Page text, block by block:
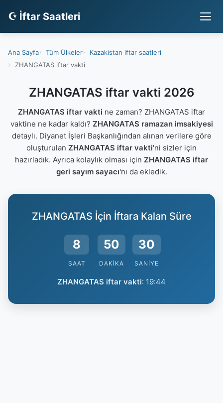
☪ İftar Saatleri
Ana Sayfa Tüm Ülkeler
Kazakistan iftar saatleri
ZHANGATAS iftar vakti
ZHANGATAS iftar vakti 2026
ZHANGATAS iftar vakti ne zaman? ZHANGATAS iftar
vaktine ne kadar kaldı? ZHANGATAS ramazan imsakiyesi
detaylı. Diyanet İşleri Başkanlığından alınan verilere göre
oluşturulan ZHANGATAS iftar vakti'ni sizler için
hazırladık. Ayrıca kolaylık olması için ZHANGATAS iftar
geri sayım sayacı'nı da ekledik.
ZHANGATAS İçin İftara Kalan Süre
8
SAAT
50
DAKIKA
30
SANIYE
ZHANGATAS iftar vakti: 19:44